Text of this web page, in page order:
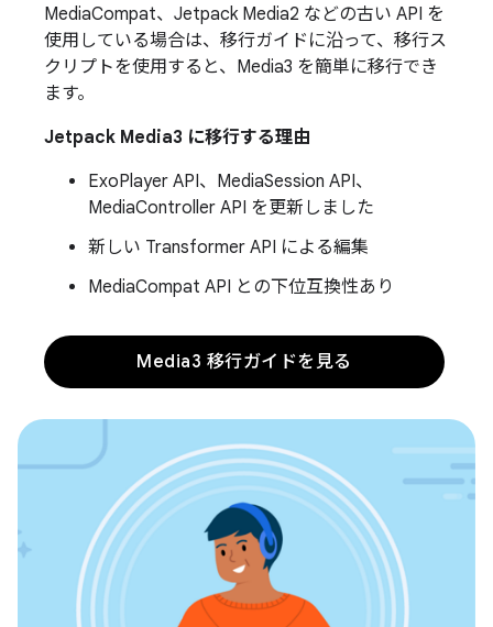
MediaCompat、Jetpack Media2 などの古い API を
使用している場合は、移行ガイドに沿って、移行ス
クリプトを使用すると、Media3 を簡単に移行でき
ます。
Jetpack Media3 に移行する理由
ExoPlayer API、MediaSession API、
MediaController API を更新しました
新しい Transformer API による編集
MediaCompat API との下位互換性あり
Media3 移行ガイドを見る